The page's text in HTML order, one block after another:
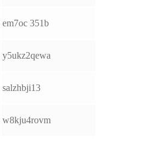
em7oc 351b
y5ukz2qewa
salzhbji13
w8kju4rovm